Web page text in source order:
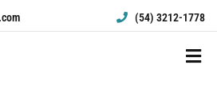
(54) 3212-1778